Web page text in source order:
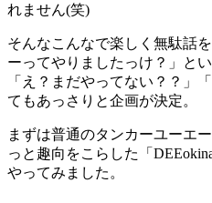
れません(笑)
そんなこんなで楽しく無駄話
ーってやりましたっけ？」とい
「え？まだやってない？？」
てもあっさりと企画が決定。
まずは普通のタンカーユーエ
っと趣向をこらした「
やってみました。